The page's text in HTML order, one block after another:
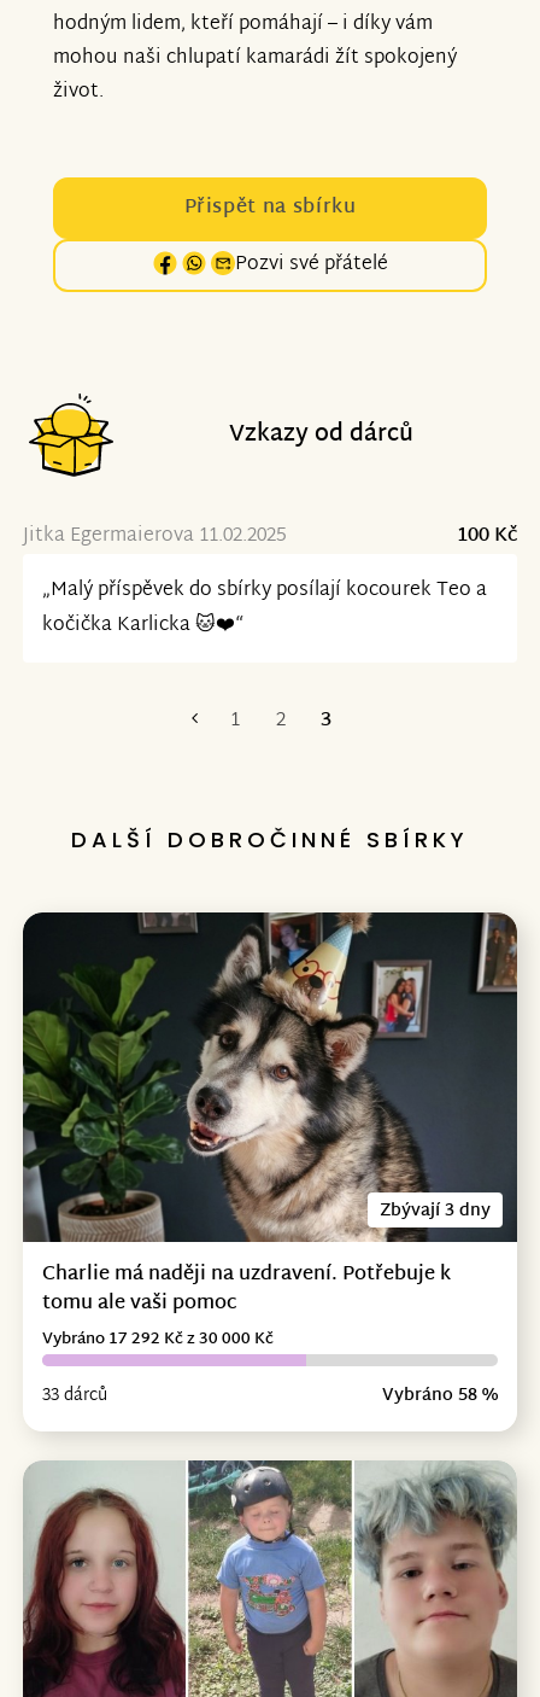
hodným lidem, kteří pomáhají – i díky vám
mohou naši chlupatí kamarádi žít spokojený
život.
Přispět na sbírku
Pozvi své přátelé
Vzkazy od dárců
Jitka Egermaierova 11.02.2025
100 Kč
„Malý příspěvek do sbírky posílají kocourek Teo a
kočička Karlicka 🐱❤️“
1 2 3
DALŠÍ DOBROČINNÉ SBÍRKY
Zbývají 3 dny
Charlie má naději na uzdravení. Potřebuje k
tomu ale vaši pomoc
33 dárců Vybráno 58 %
Vybráno 17 292 Kč z 30 000 Kč